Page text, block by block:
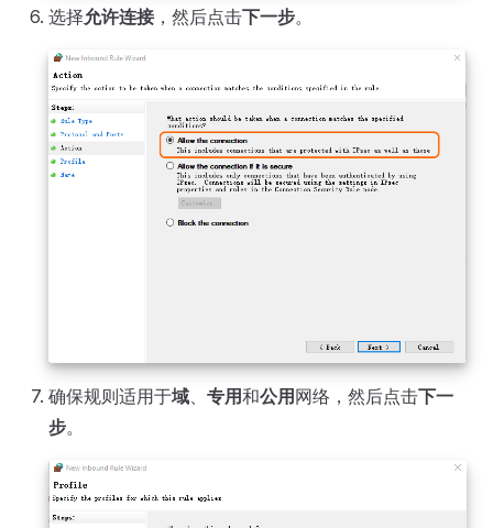
选择允许连接，然后点击下一步。
确保规则适用于域、 专用和公用 网络，然后点击下一
步。